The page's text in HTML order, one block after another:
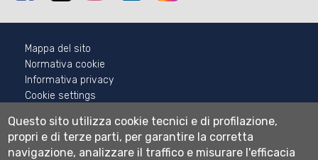
Mappa del sito
Normativa cookie
Informativa privacy
Cookie settings
Wi-fi
Webmail
Questo sito utilizza cookie tecnici e di profilazione,
propri e di terze parti, per garantire la corretta
navigazione, analizzare il traffico e misurare l'efficacia